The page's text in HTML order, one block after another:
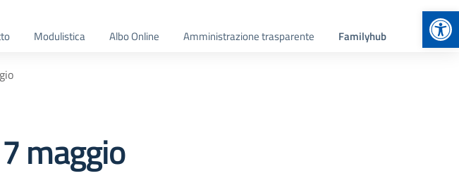
Modulistica Albo Online Amministrazione trasparente Familyhub
maggio